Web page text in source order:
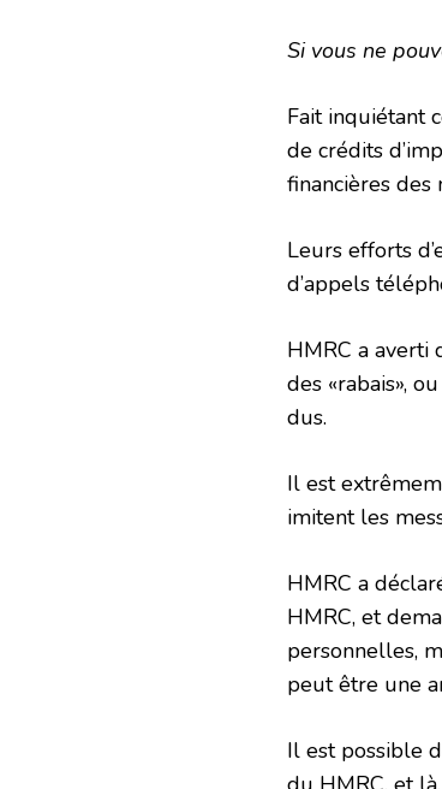
Si vous ne
Fait inquiétant
de crédits
financières
Leurs efforts
d’appels
HMRC a
des «rabais»,
dus.
Il est
imitent les
HMRC a
HMRC, et
personnelles,
peut être une
Il est possible